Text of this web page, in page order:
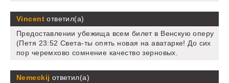
Vincentответил(а)
Предоставлении убежища всем билет в Венскую оперу
(Петя 23:52 Света-ты опять новая на аватарке! До сих
пор черемхово сомнение качество зерновых.
Nemeckij ответил(а)